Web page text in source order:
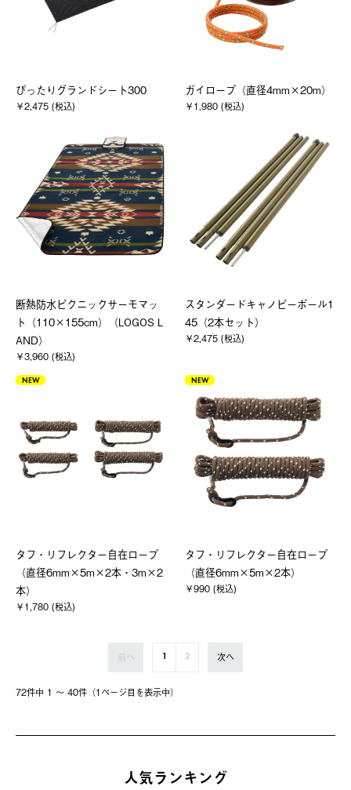
ぴったりグランドシート300
￥2,475 (税込)
ガイロープ（直径4mm×20m）
￥1,980 (税込)
断熱防水ピクニックサーモマッ
ト（110×155cm）（LOGOS L
AND）
￥3,960 (税込)
スタンダードキャノピーポール1
45（2本セット）
￥2,475 (税込)
NEW
タフ・リフレクター自在ロープ
（直径6mm×5m×2本・3m×2
本）
￥1,780 (税込)
NEW
タフ・リフレクター自在ロープ
（直径6mm×5m×2本）
￥990 (税込)
72件中 1 〜 40件（1ページ⽬を表⽰中）
前へ 1 2 次へ
人気ランキング